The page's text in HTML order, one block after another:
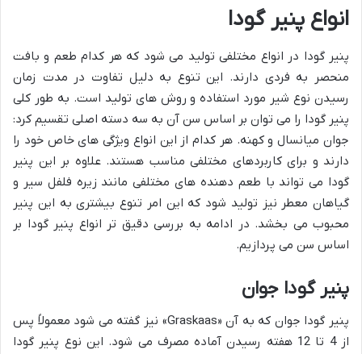
انواع پنیر گودا
پنیر گودا در انواع مختلفی تولید می شود که هر کدام طعم و بافت
منحصر به فردی دارند. این تنوع به دلیل تفاوت در مدت زمان
رسیدن نوع شیر مورد استفاده و روش های تولید است. به طور کلی
پنیر گودا را می توان بر اساس سن آن به سه دسته اصلی تقسیم کرد:
جوان میانسال و کهنه. هر کدام از این انواع ویژگی های خاص خود را
دارند و برای کاربردهای مختلفی مناسب هستند. علاوه بر این پنیر
گودا می تواند با طعم دهنده های مختلفی مانند زیره فلفل سیر و
گیاهان معطر نیز تولید شود که این امر تنوع بیشتری به این پنیر
محبوب می بخشد. در ادامه به بررسی دقیق تر انواع پنیر گودا بر
اساس سن می پردازیم.
پنیر گودا جوان
پنیر گودا جوان که به آن «Graskaas» نیز گفته می شود معمولاً پس
از 4 تا 12 هفته رسیدن آماده مصرف می شود. این نوع پنیر گودا